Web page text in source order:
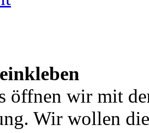
öffnen wir mit
Wir wollen